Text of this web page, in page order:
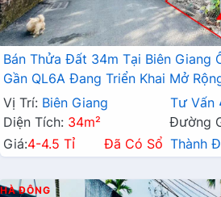
Bán Thửa Đất 34m Tại Biên Giang
Gần QL6A Đang Triển Khai Mở
Vị Trí: Biên Giang Tư Vấn
Diện Tích: 34m²
Đường
Giá:4-4.5 Tỉ Đã Có Sổ Thành
HÀ ĐÔNG